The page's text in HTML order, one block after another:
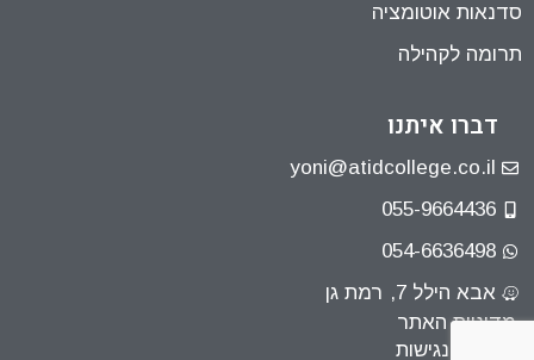
סדנאות אוטומציה
תרומה לקהילה
דברו איתנו
yoni@atidcollege.co.il
055-9664436
054-6636498
אבא הילל 7, רמת גן
מדיניות האתר
הצהרת נגישות